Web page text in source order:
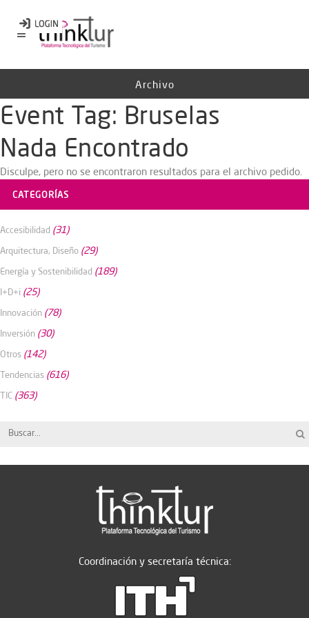
Archivo
Event Tag: Bruselas
Nada Encontrado
Disculpe, pero no se encontraron resultados para el archivo pedido.
CATEGORÍAS
Accesibilidad (31)
Arquitectura, Diseño (29)
Energía y Sostenibilidad (189)
I+D+i (25)
Innovación (78)
Inversión (30)
Otros (142)
Tendencias (616)
TIC (363)
Coordinación y secretaría técnica: